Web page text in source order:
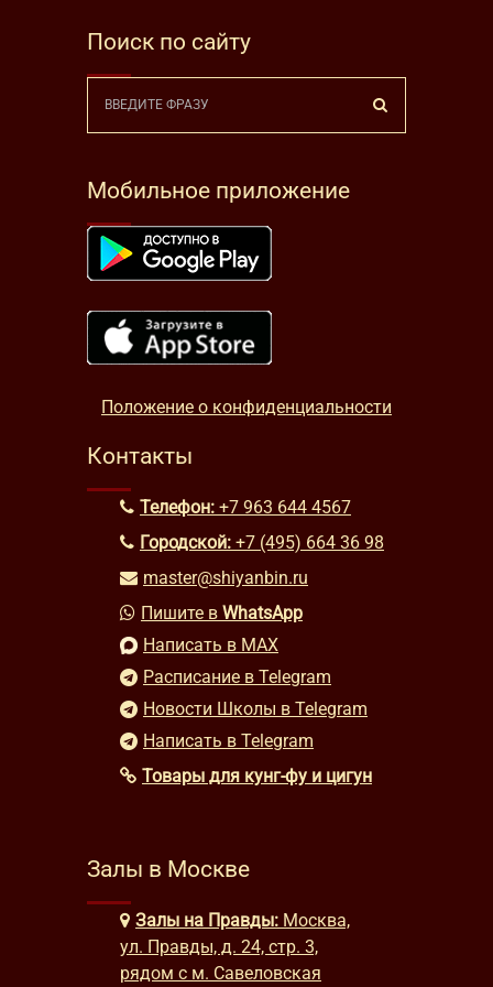
Поиск по сайту
Мобильное приложение
Положение о конфиденциальности
Контакты
Телефон: +7 963 644 4567
Городской: +7 (495) 664 36 98
master@shiyanbin.ru
Пишите в WhatsApp
Написать в MAX
Расписание в Telegram
Новости Школы в Telegram
Написать в Telegram
Товары для кунг-фу и цигун
Залы в Москве
Залы на Правды: Москва,
ул. Правды, д. 24, стр. 3,
рядом с м. Савеловская